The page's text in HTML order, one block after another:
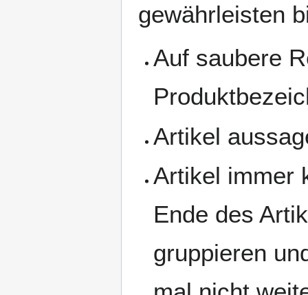
gewährleisten
Auf saubere
Artikel
Artikel immer
Ende des
gruppieren